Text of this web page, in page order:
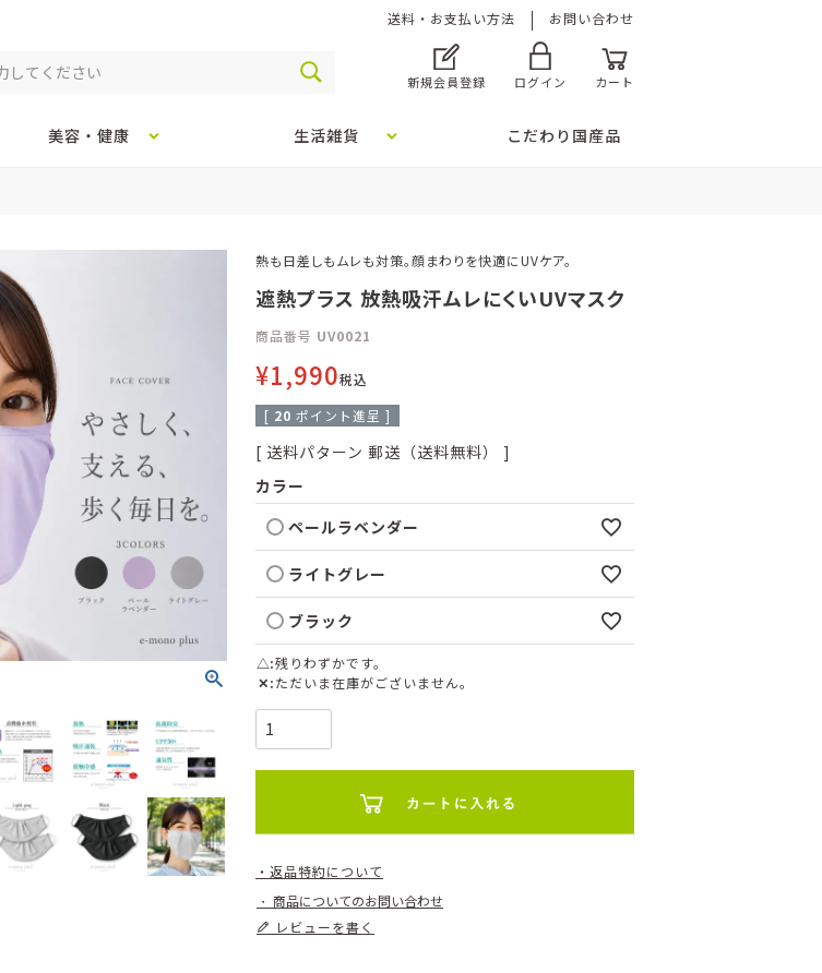
送料・お支払い方法 お問い合わせ
新規会員登録 ログイン カート
美容・健康 生活雑貨 こだわり国産品
熱も日差しもムレも対策。顔まわりを快適にUVケア。
遮熱プラス 放熱吸汗ムレにくいUVマスク
商品番号 UV0021
¥1,990税込
[ 20 ポイント進呈 ]
送料パターン 郵送（送料無料）
カラー
ペールラベンダー
ライトグレー
ブラック
△ 残りわずかです。
✕ ただいま在庫がございません。
返品特約について
商品についてのお問い合わせ
レビューを書く